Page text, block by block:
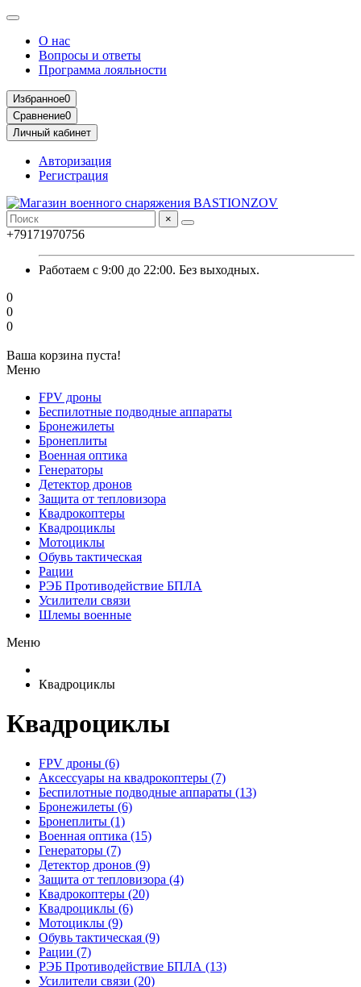
О нас
Вопросы и ответы
Программа лояльности
Избранное0
Сравнение0
Личный кабинет
Авторизация
Регистрация
×
+79171970756
Работаем с 9:00 до 22:00. Без выходных.
0
0
0
Ваша корзина пуста!
Меню
FPV дроны
Беспилотные подводные аппараты
Бронежилеты
Бронеплиты
Военная оптика
Генераторы
Детектор дронов
Защита от тепловизора
Квадрокоптеры
Квадроциклы
Мотоциклы
Обувь тактическая
Рации
РЭБ Противодействие БПЛА
Усилители связи
Шлемы военные
Меню
Квадроциклы
Квадроциклы
FPV дроны (6)
Аксессуары на квадрокоптеры (7)
Беспилотные подводные аппараты (13)
Бронежилеты (6)
Бронеплиты (1)
Военная оптика (15)
Генераторы (7)
Детектор дронов (9)
Защита от тепловизора (4)
Квадрокоптеры (20)
Квадроциклы (6)
Мотоциклы (9)
Обувь тактическая (9)
Рации (7)
РЭБ Противодействие БПЛА (13)
Усилители связи (20)